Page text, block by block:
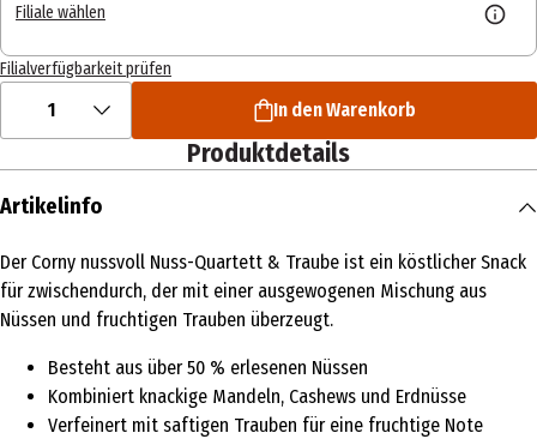
Filiale wählen
Filialverfügbarkeit prüfen
1 In den Warenkorb
Produktdetails
Artikelinfo
Der Corny nussvoll Nuss-Quartett & Traube ist ein köstlicher Snack
für zwischendurch, der mit einer ausgewogenen Mischung aus
Nüssen und fruchtigen Trauben überzeugt.
Besteht aus über 50 % erlesenen Nüssen
Kombiniert knackige Mandeln, Cashews und Erdnüsse
Verfeinert mit saftigen Trauben für eine fruchtige Note